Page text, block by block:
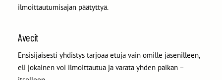
ilmoittautumisajan päätyttyä.
Avecit
Ensisijaisesti yhdistys tarjoaa etuja vain omille jäsenilleen,
eli jokainen voi ilmoittautua ja varata yhden paikan –